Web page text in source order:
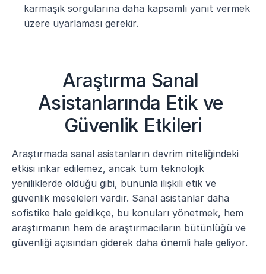
karmaşık sorgularına daha kapsamlı yanıt vermek
üzere uyarlaması gerekir.
Araştırma Sanal
Asistanlarında Etik ve
Güvenlik Etkileri
Araştırmada sanal asistanların devrim niteliğindeki
etkisi inkar edilemez, ancak tüm teknolojik
yeniliklerde olduğu gibi, bununla ilişkili etik ve
güvenlik meseleleri vardır. Sanal asistanlar daha
sofistike hale geldikçe, bu konuları yönetmek, hem
araştırmanın hem de araştırmacıların bütünlüğü ve
güvenliği açısından giderek daha önemli hale geliyor.